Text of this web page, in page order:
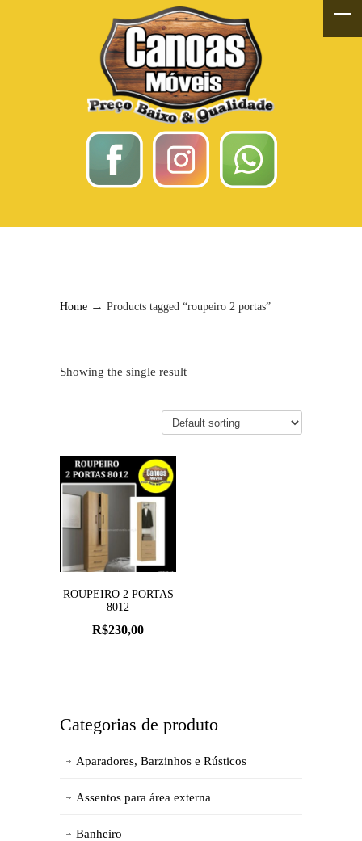
Home → Products tagged “roupeiro 2 portas”
Showing the single result
ROUPEIRO 2 PORTAS
8012
R$230,00
Categorias de produto
Aparadores, Barzinhos e Rústicos
Assentos para área externa
Banheiro